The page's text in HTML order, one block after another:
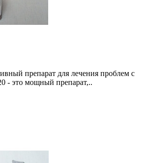
препарат для лечения проблем с
- это мощный препарат,..